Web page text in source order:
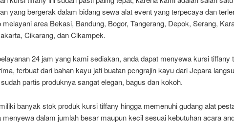
yang bergerak dalam bidang sewa alat event yang terpecaya dan
melayani area Bekasi, Bandung, Bogor, Tangerang, Depok, Serang,
Cikarang, dan Cikampek.
24 jam yang kami sediakan, anda dapat menyewa kursi tiffany
terbuat dari bahan kayu jati buatan pengrajin kayu dari Jepara
partis produknya sangat elegan, bagus dan kokoh.
banyak stok produk kursi tiffany hingga memenuhi gudang alat
menyewa dalam jumlah besar maupun kecil sesuai kebutuhan acara